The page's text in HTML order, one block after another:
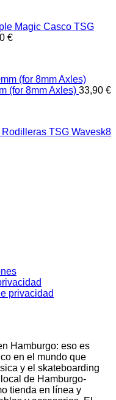
Casco TSG
€
(for 8mm Axles) 33,90 €
Rodilleras TSG Wavesk8
privacidad
Hamburgo: eso es
en el mundo que
y el skateboarding
de Hamburgo-
tienda en línea y